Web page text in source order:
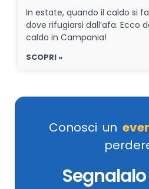
In estate, quando il caldo si
dove rifugiarsi dall’afa. Ecco
caldo in Campania!
SCOPRI »
Conosci un